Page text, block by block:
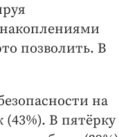
позволить. В
на
В пятёрку